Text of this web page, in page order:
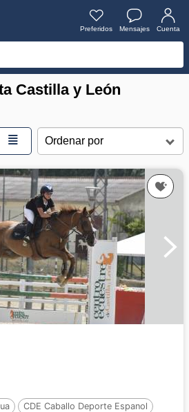
Preferidos Mensajes Cuenta
Castilla y León
≣
CDE Caballo Deporte Espanol